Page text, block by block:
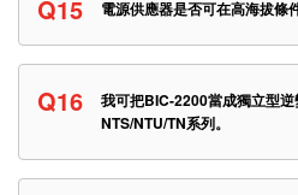
Q15 電源供應器是否可在高海拔條
Q16
我可把BIC-2200當成獨立型
NTS/NTU/TN系列。